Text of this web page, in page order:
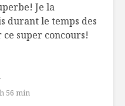
Je la
durant le temps des
super concours!
56 min